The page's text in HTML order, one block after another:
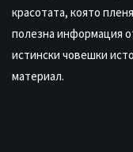
красотата, която
полезна информация
истински човешки
материал.